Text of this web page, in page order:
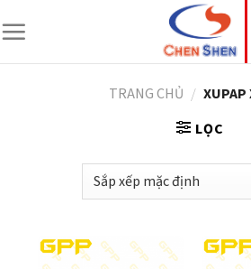
đến
TRANG CHỦ / XUPAP
LỌC